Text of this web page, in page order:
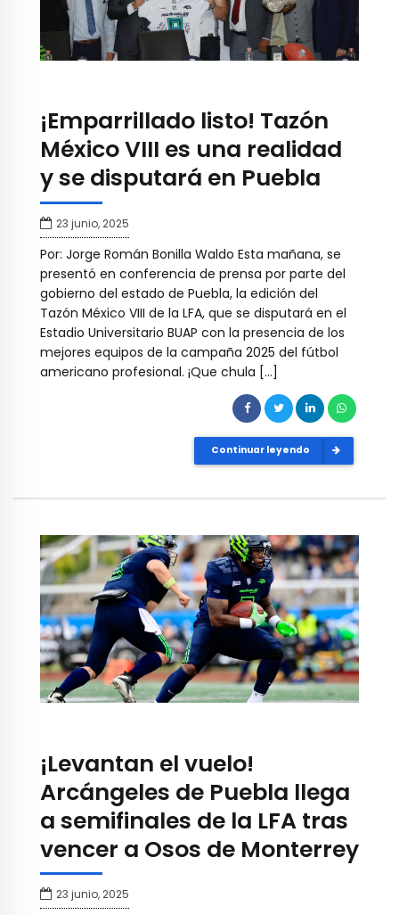
¡Emparrillado listo! Tazón
México VIII es una realidad
y se disputará en Puebla
23 junio, 2025
Por: Jorge Román Bonilla Waldo Esta mañana, se
presentó en conferencia de prensa por parte del
gobierno del estado de Puebla, la edición del
Tazón México VIII de la LFA, que se disputará en el
Estadio Universitario BUAP con la presencia de los
mejores equipos de la campaña 2025 del fútbol
americano profesional. ¡Que chula […]
Continuar leyendo
¡Levantan el vuelo!
Arcángeles de Puebla llega
a semifinales de la LFA tras
vencer a Osos de Monterrey
23 junio, 2025